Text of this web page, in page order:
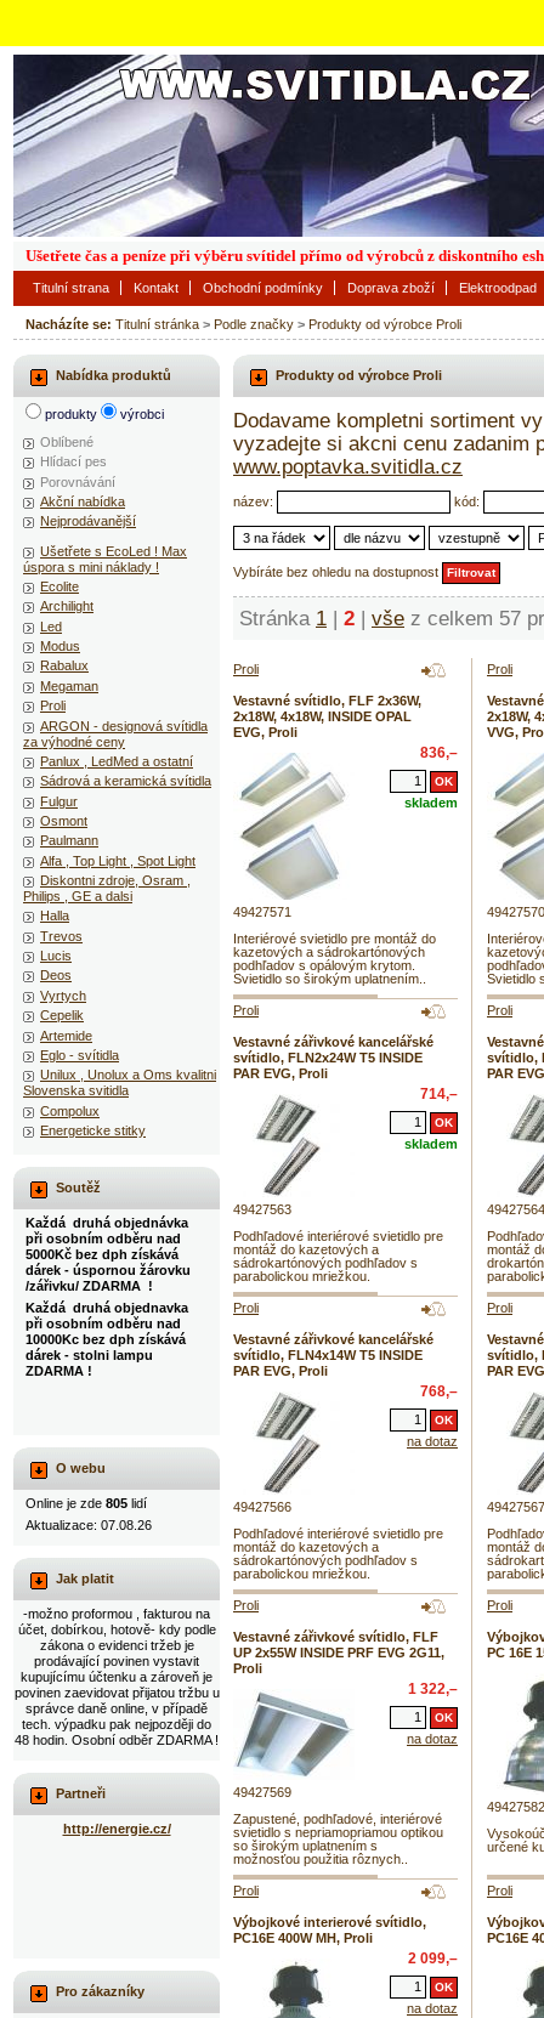
Nacházíte se: Titulní stránka > Podle značky > Produkty od výrobce Proli
Produkty od výrobce Proli
Dodavame kompletni sortiment
vyzadejte si akcni cenu zadanim
www.poptavka.svitidla.cz
název: kód:
Vybíráte bez ohledu na dostupnost
Stránka 1 | 2 | vše z celkem 57
Proli
Vestavné svítidlo, FLF 2x36W,
2x18W, 4x18W, INSIDE OPAL
EVG, Proli
836,–
skladem
49427571
Interiérové svietidlo pre montáž do
kazetových a sádrokartónových
podhľadov s opálovým krytom.
Svietidlo so širokým uplatnením..
Proli
2x18W,
VVG,
49427570
Svietidlo
Proli
Vestavné zářivkové kancelářské
svítidlo, FLN2x24W T5 INSIDE
PAR EVG, Proli
714,–
skladem
49427563
Podhľadové interiérové svietidlo pre
montáž do kazetových a
sádrokartónových podhľadov s
parabolickou mriežkou.
Proli
svítidlo,
PAR
49427564
montáž
Proli
Vestavné zářivkové kancelářské
svítidlo, FLN4x14W T5 INSIDE
PAR EVG, Proli
768,–
na dotaz
49427566
Podhľadové interiérové svietidlo pre
montáž do kazetových a
sádrokartónových podhľadov s
parabolickou mriežkou.
Proli
svítidlo,
PAR
49427567
montáž
Proli
Vestavné zářivkové svítidlo, FLF
UP 2x55W INSIDE PRF EVG 2G11,
Proli
1 322,–
na dotaz
49427569
Zapustené, podhľadové, interiérové
svietidlo s nepriamopriamou optikou
so širokým uplatnením s
možnosťou použitia rôznych..
Proli
PC 16E
49427582
určené
Proli
Výbojkové interierové svítidlo,
PC16E 400W MH, Proli
2 099,–
na dotaz
Proli
PC16E
Nabídka produktů
produkty
výrobci
Oblíbené
Hlídací pes
Porovnávání
Akční nabídka
Nejprodávanější
Ušetřete s EcoLed ! Max
úspora s mini náklady !
Ecolite
Archilight
Led
Modus
Rabalux
Megaman
Proli
ARGON - designová svítidla
za výhodné ceny
Panlux , LedMed a ostatní
Sádrová a keramická svítidla
Fulgur
Osmont
Paulmann
Alfa , Top Light , Spot Light
Diskontni zdroje, Osram ,
Philips , GE a dalsi
Halla
Trevos
Lucis
Deos
Vyrtych
Cepelik
Artemide
Eglo - svítidla
Unilux , Unolux a Oms kvalitni
Slovenska svitidla
Compolux
Energeticke stitky
Soutěž
Každá druhá objednávka
při osobním odběru nad
5000Kč bez dph získává
dárek - úspornou žárovku
/zářivku/ ZDARMA !
Každá druhá objednavka
při osobním odběru nad
10000Kc bez dph získává
dárek - stolni lampu
ZDARMA !
O webu
Online je zde 805 lidí
Aktualizace: 07.08.26
Jak platit
-možno proformou , fakturou na
účet, dobírkou, hotově- kdy podle
zákona o evidenci tržeb je
prodávající povinen vystavit
kupujícímu účtenku a zároveň je
povinen zaevidovat přijatou tržbu u
správce daně online, v případě
tech. výpadku pak nejpozději do
48 hodin. Osobní odběr ZDARMA !
Partneři
http://energie.cz/
Pro zákazníky
Titulní strana Kontakt Obchodní podmínky Doprava zboží Elektroodpad
Ušetřete čas a peníze při výběru svítidel přímo od výrobců z diskontního